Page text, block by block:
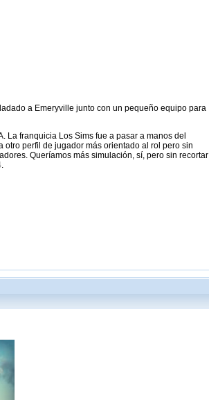
a Emeryville junto con un pequeño equipo para
franquicia Los Sims fue a pasar a manos del
perfil de jugador más orientado al rol pero sin
Queríamos más simulación, sí, pero sin recortar